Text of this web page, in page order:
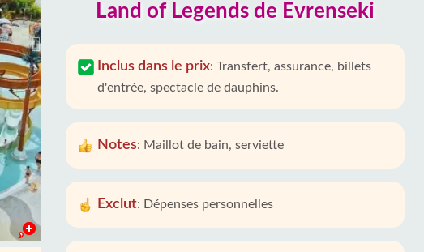
Land of Legends de Evrenseki
Inclus dans le prix: Transfert, assurance, billets
d'entrée, spectacle de dauphins.
Notes: Maillot de bain, serviette
Exclut: Dépenses personnelles